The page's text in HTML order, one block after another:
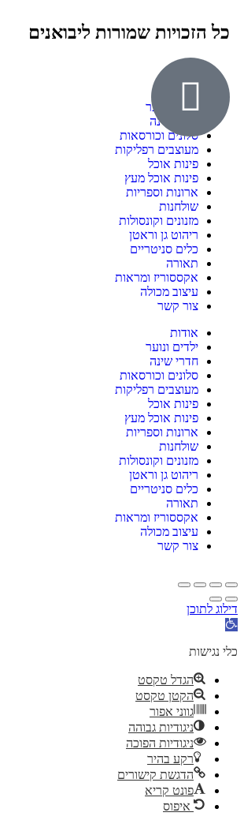
כל הזכויות שמורות ליבואנים
ילדים ונוער
חדרי שינה
סלונים וכורסאות
מעוצבים רפליקות
פינות אוכל
פינות אוכל מעץ
ארונות וספריות
שולחנות
מזנונים וקונסולות
ריהוט גן וראטן
כלים סניטריים
תאורה
אקססוריז ומראות
עיצוב מכולה
צור קשר
אודות
ילדים ונוער
חדרי שינה
סלונים וכורסאות
מעוצבים רפליקות
פינות אוכל
פינות אוכל מעץ
ארונות וספריות
שולחנות
מזנונים וקונסולות
ריהוט גן וראטן
כלים סניטריים
תאורה
אקססוריז ומראות
עיצוב מכולה
צור קשר
דילוג לתוכן
פתח
נגישות
כלי נגישות
הגדל טקסט
הקטן טקסט
גווני אפור
ניגודיות גבוהה
ניגודיות הפוכה
רקע בהיר
הדגשת קישורים
פונט קריא
איפוס